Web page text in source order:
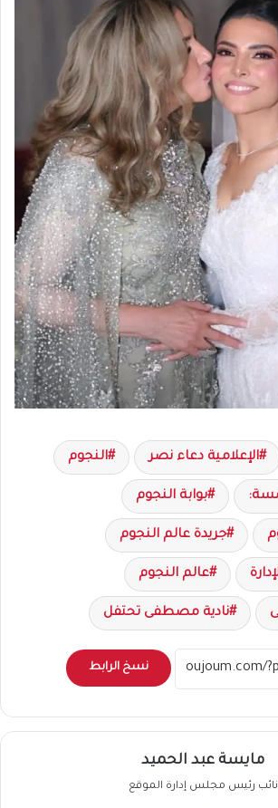
الإعلامية دعاء نصر النجوم
بوابة النجوم
جريدة عالم النجوم
عالم النجوم
نادية مصطفى تحتفل
نسخ الرابط
مايسة عبد الحميد
نائب رئيس مجلس إدارة الموقع